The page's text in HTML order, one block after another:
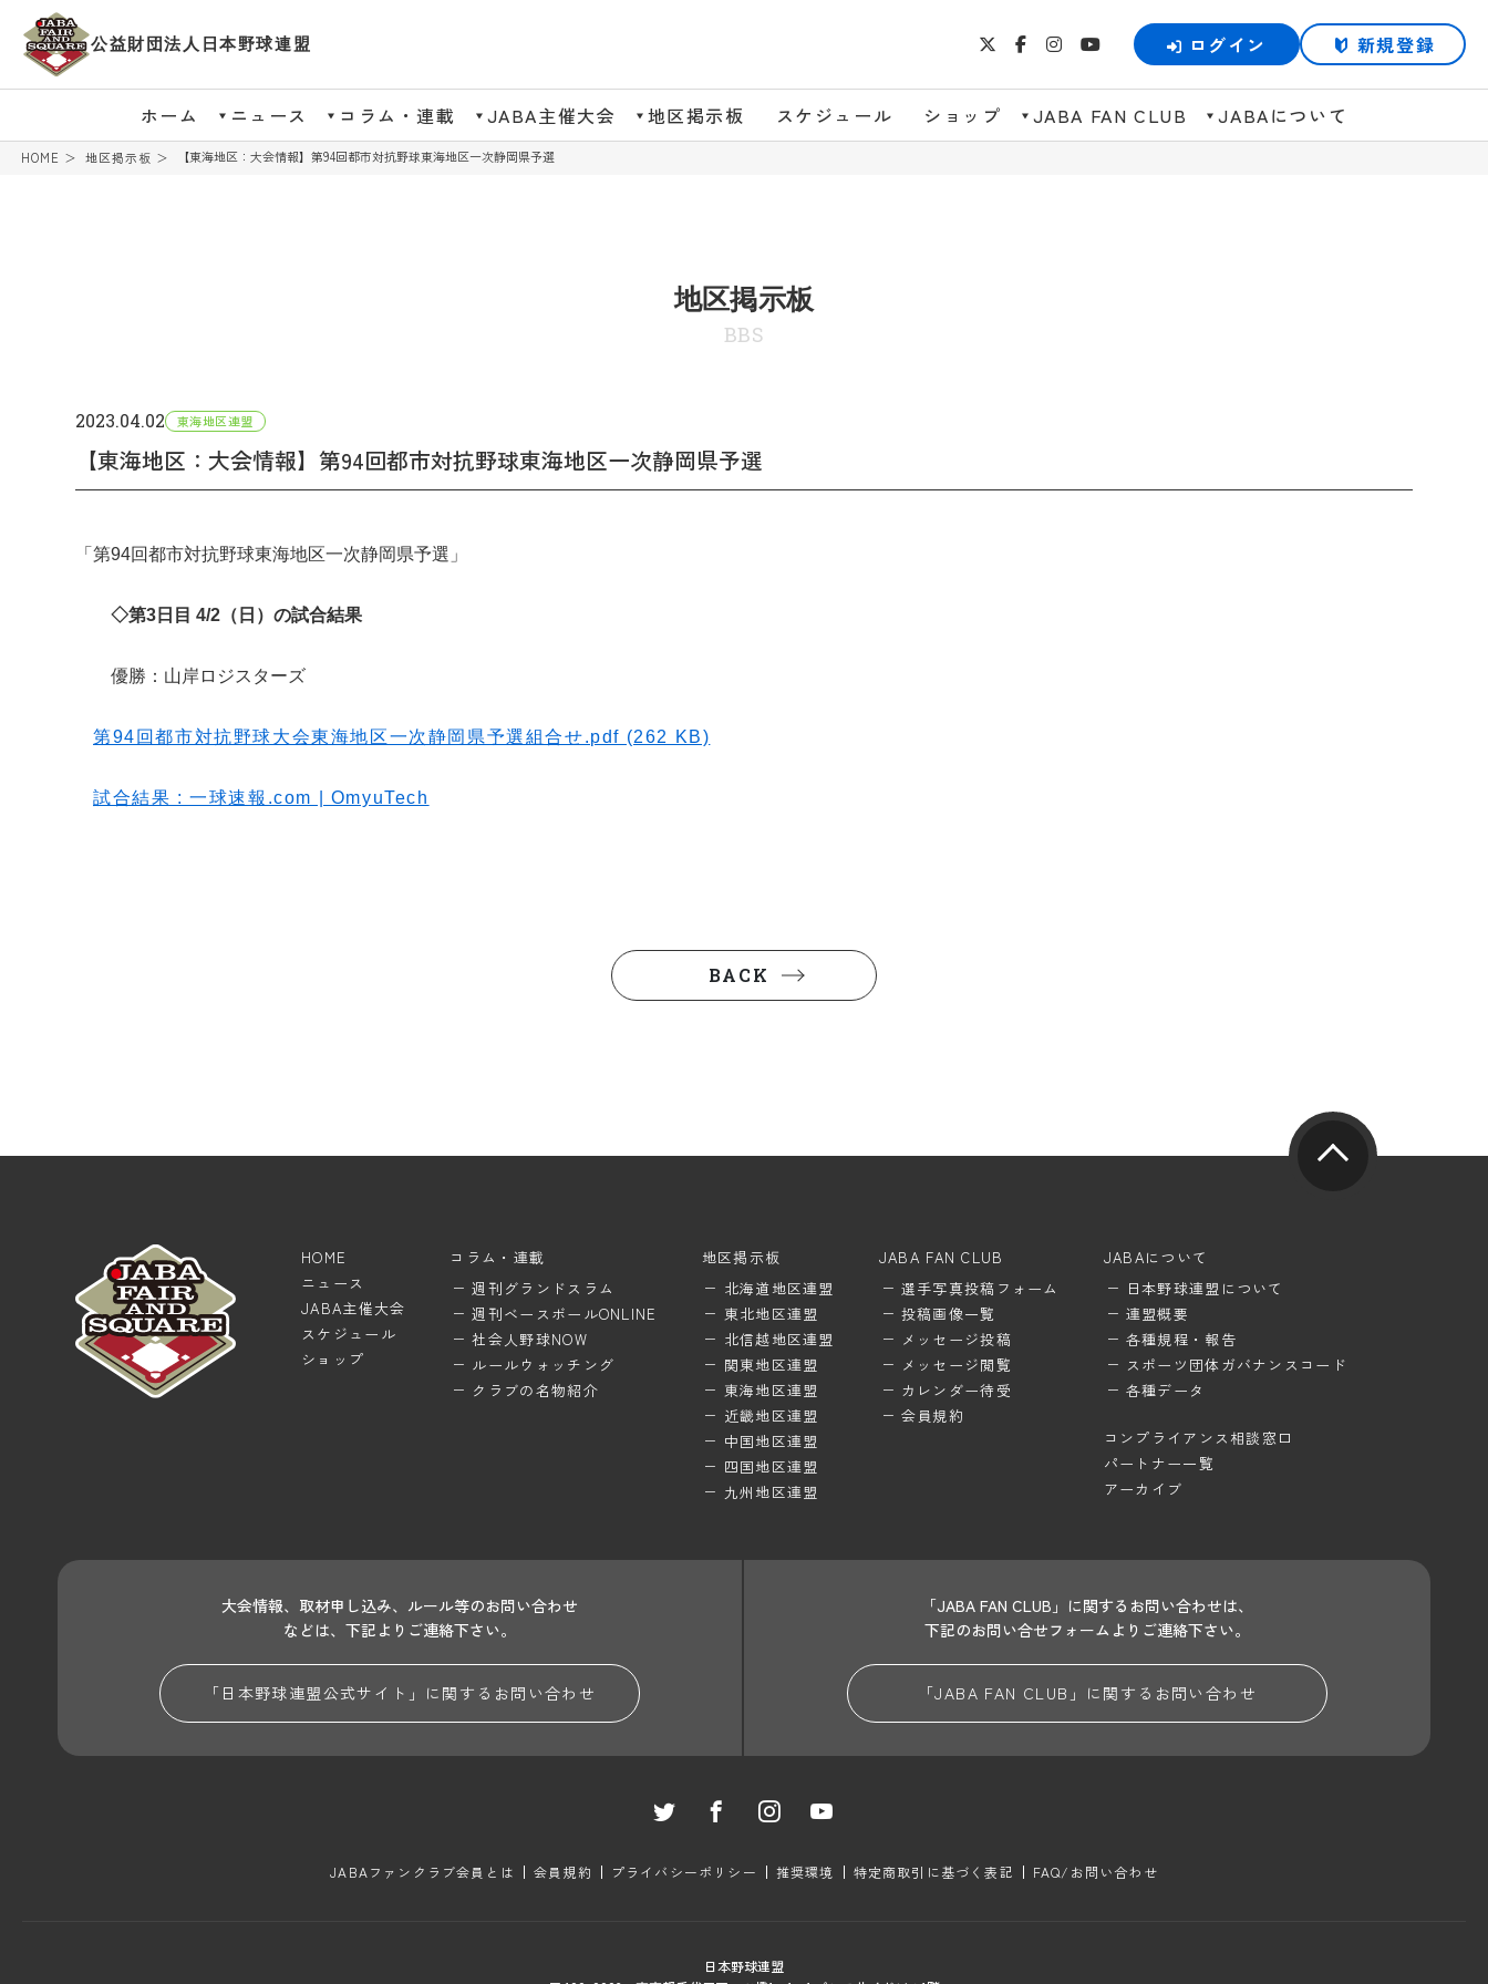
公益財団法人日本野球連盟 ログイン 新規登録
ホーム ニュース コラム・連載 JABA主催大会 地区掲示板 スケジュール ショップ JABA FAN CLUB JABAについて
HOME 地区掲示板 【東海地区：大会情報】第94回都市対抗野球東海地区一次静岡県予選
地区掲示板
BBS
2023.04.02 東海地区連盟
【東海地区：大会情報】第94回都市対抗野球東海地区一次静岡県予選
「第94回都市対抗野球東海地区一次静岡県予選」
◇第3日目 4/2（日）の試合結果
優勝：山岸ロジスターズ
第94回都市対抗野球大会東海地区一次静岡県予選組合せ.pdf (262 KB)
試合結果 : 一球速報.com | OmyuTech
BACK
HOME
ニュース
JABA主催大会
スケジュール
ショップ
コラム・連載
週刊グランドスラム
週刊ベースボールONLINE
社会人野球NOW
ルールウォッチング
クラブの名物紹介
地区掲示板
北海道地区連盟
東北地区連盟
北信越地区連盟
関東地区連盟
東海地区連盟
近畿地区連盟
中国地区連盟
四国地区連盟
九州地区連盟
JABA FAN CLUB
選手写真投稿フォーム
投稿画像一覧
メッセージ投稿
メッセージ閲覧
カレンダー待受
会員規約
JABAについて
日本野球連盟について
連盟概要
各種規程・報告
スポーツ団体ガバナンスコード
各種データ
コンプライアンス相談窓口
パートナー一覧
アーカイブ
大会情報、取材申し込み、ルール等のお問い合わせ
などは、下記よりご連絡下さい。
「日本野球連盟公式サイト」に関する お問い合わせ
「JABA FAN CLUB」に関するお問い合わせは、
下記のお問い合せフォームよりご連絡下さい。
「JABA FAN CLUB」に関する お問い合わせ
JABAファンクラブ会員とは 会員規約 プライバシーポリシー 推奨環境 特定商取引に基づく表記 FAQ/お問い合わせ
日本野球連盟